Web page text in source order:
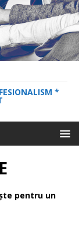
*
pentru un